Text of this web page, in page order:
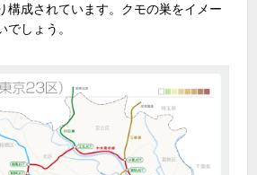
構成されています。クモの巣をイメー
でしょう。